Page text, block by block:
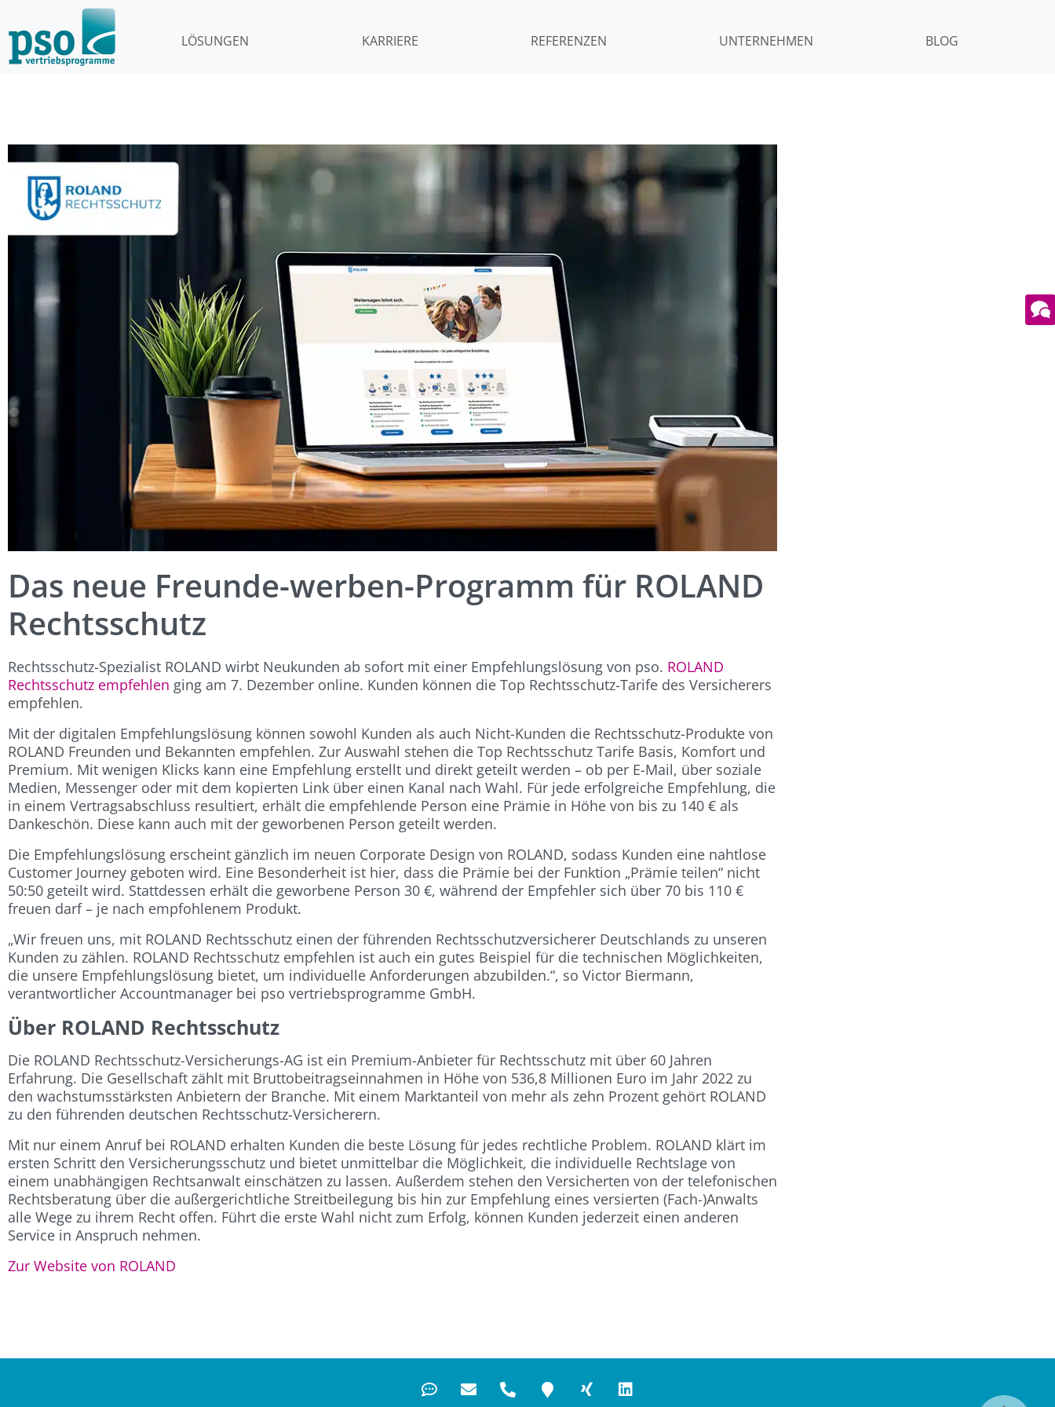
LÖSUNGEN KARRIERE REFERENZEN UNTERNEHMEN BLOG
Das neue Freunde-werben-Programm für ROLAND
Rechtsschutz
Rechtsschutz-Spezialist ROLAND wirbt Neukunden ab sofort mit einer Empfehlungslösung von pso. ROLAND
Rechtsschutz empfehlen ging am 7. Dezember online. Kunden können die Top Rechtsschutz-Tarife des Versicherers
empfehlen.
Mit der digitalen Empfehlungslösung können sowohl Kunden als auch Nicht-Kunden die Rechtsschutz-Produkte von
ROLAND Freunden und Bekannten empfehlen. Zur Auswahl stehen die Top Rechtsschutz Tarife Basis, Komfort und
Premium. Mit wenigen Klicks kann eine Empfehlung erstellt und direkt geteilt werden – ob per E-Mail, über soziale
Medien, Messenger oder mit dem kopierten Link über einen Kanal nach Wahl. Für jede erfolgreiche Empfehlung, die
in einem Vertragsabschluss resultiert, erhält die empfehlende Person eine Prämie in Höhe von bis zu 140 € als
Dankeschön. Diese kann auch mit der geworbenen Person geteilt werden.
Die Empfehlungslösung erscheint gänzlich im neuen Corporate Design von ROLAND, sodass Kunden eine nahtlose
Customer Journey geboten wird. Eine Besonderheit ist hier, dass die Prämie bei der Funktion „Prämie teilen“ nicht
50:50 geteilt wird. Stattdessen erhält die geworbene Person 30 €, während der Empfehler sich über 70 bis 110 €
freuen darf – je nach empfohlenem Produkt.
„Wir freuen uns, mit ROLAND Rechtsschutz einen der führenden Rechtsschutzversicherer Deutschlands zu unseren
Kunden zu zählen. ROLAND Rechtsschutz empfehlen ist auch ein gutes Beispiel für die technischen Möglichkeiten,
die unsere Empfehlungslösung bietet, um individuelle Anforderungen abzubilden.“, so Victor Biermann,
verantwortlicher Accountmanager bei pso vertriebsprogramme GmbH.
Über ROLAND Rechtsschutz
Die ROLAND Rechtsschutz-Versicherungs-AG ist ein Premium-Anbieter für Rechtsschutz mit über 60 Jahren
Erfahrung. Die Gesellschaft zählt mit Bruttobeitragseinnahmen in Höhe von 536,8 Millionen Euro im Jahr 2022 zu
den wachstumsstärksten Anbietern der Branche. Mit einem Marktanteil von mehr als zehn Prozent gehört ROLAND
zu den führenden deutschen Rechtsschutz-Versicherern.
Mit nur einem Anruf bei ROLAND erhalten Kunden die beste Lösung für jedes rechtliche Problem. ROLAND klärt im
ersten Schritt den Versicherungsschutz und bietet unmittelbar die Möglichkeit, die individuelle Rechtslage von
einem unabhängigen Rechtsanwalt einschätzen zu lassen. Außerdem stehen den Versicherten von der telefonischen
Rechtsberatung über die außergerichtliche Streitbeilegung bis hin zur Empfehlung eines versierten (Fach-)Anwalts
alle Wege zu ihrem Recht offen. Führt die erste Wahl nicht zum Erfolg, können Kunden jederzeit einen anderen
Service in Anspruch nehmen.
Zur Website von ROLAND